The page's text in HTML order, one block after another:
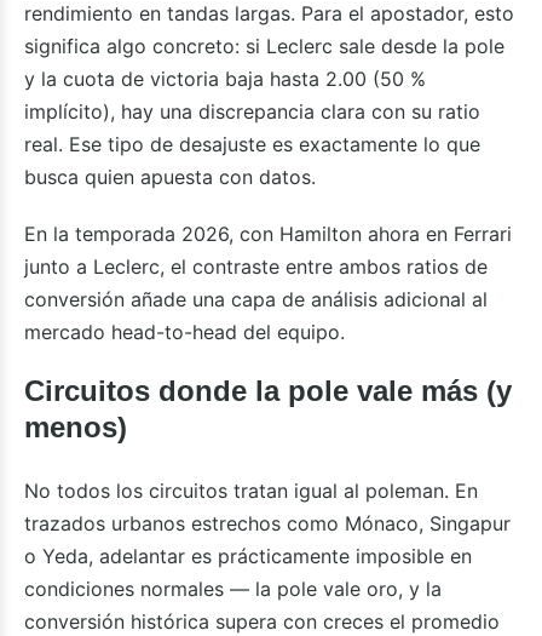
rendimiento en tandas largas. Para el apostador, esto
significa algo concreto: si Leclerc sale desde la pole
y la cuota de victoria baja hasta 2.00 (50 %
implícito), hay una discrepancia clara con su ratio
real. Ese tipo de desajuste es exactamente lo que
busca quien apuesta con datos.
En la temporada 2026, con Hamilton ahora en Ferrari
junto a Leclerc, el contraste entre ambos ratios de
conversión añade una capa de análisis adicional al
mercado head-to-head del equipo.
Circuitos donde la pole vale más (y
menos)
No todos los circuitos tratan igual al poleman. En
trazados urbanos estrechos como Mónaco, Singapur
o Yeda, adelantar es prácticamente imposible en
condiciones normales — la pole vale oro, y la
conversión histórica supera con creces el promedio